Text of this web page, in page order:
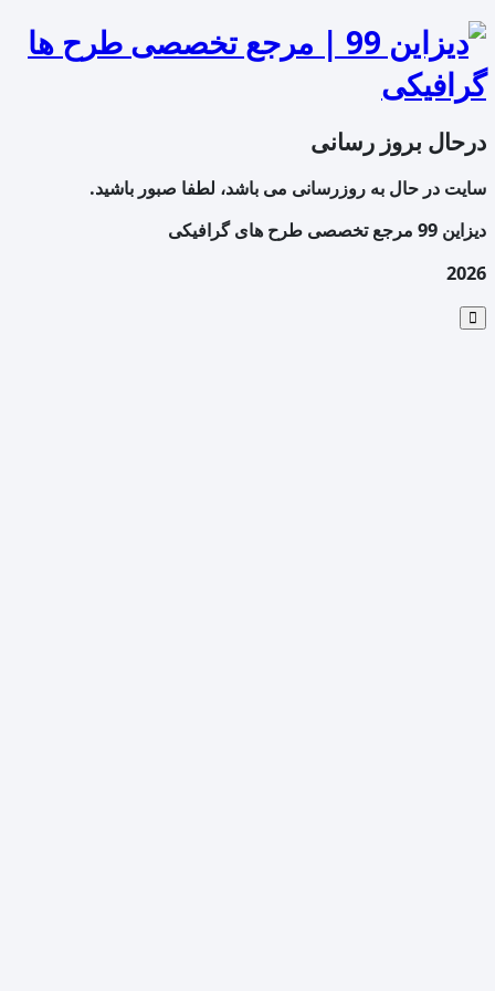
درحال بروز رسانی
سایت در حال به روزرسانی می باشد، لطفا صبور باشید.
دیزاین 99 مرجع تخصصی طرح های گرافیکی
2026